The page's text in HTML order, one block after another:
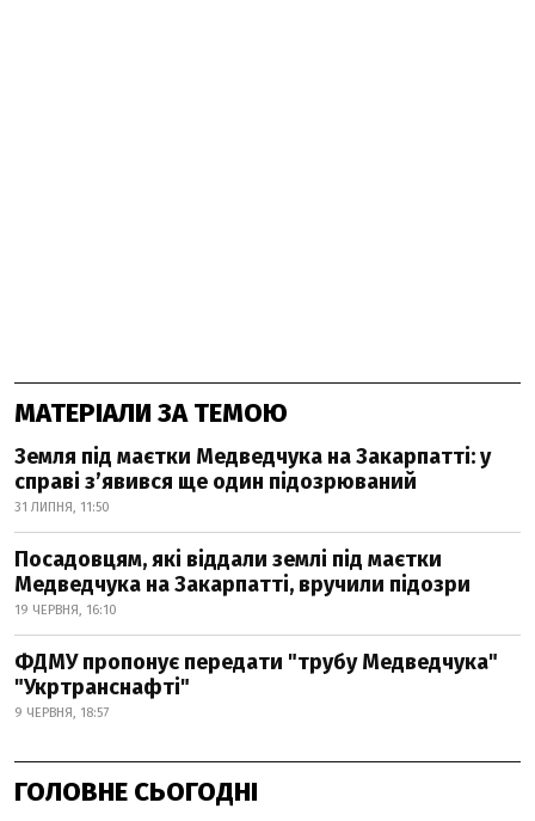
МАТЕРІАЛИ ЗА ТЕМОЮ
Земля під маєтки Медведчука на Закарпатті: у
справі з’явився ще один підозрюваний
31 ЛИПНЯ, 11:50
Посадовцям, які віддали землі під маєтки
Медведчука на Закарпатті, вручили підозри
19 ЧЕРВНЯ, 16:10
ФДМУ пропонує передати "трубу Медведчука"
"Укртранснафті"
9 ЧЕРВНЯ, 18:57
ГОЛОВНЕ СЬОГОДНІ